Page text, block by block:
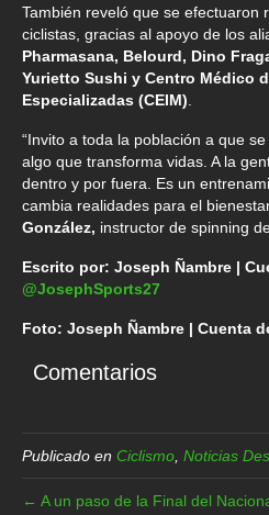
También reveló que se efectuaron
ciclistas, gracias al apoyo de los
Pharmasana, Belourd, Dino
Yurietto Sushi y Centro Médico
Especializadas (CEIM).
“Invito a toda la población a que
algo que transforma vidas. A la
dentro y por fuera. Es un
cambia realidades para el
González, instructor de spinning
Escrito por: Joseph Ñambre |
@JosephSports27
Foto: Joseph Ñambre | Cuenta
Comentarios
Publicado en Ciclismo, Noticias
← A un paso de la Final del